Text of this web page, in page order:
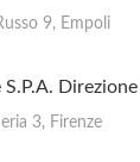
Comunale
9, Empoli
3, Firenze